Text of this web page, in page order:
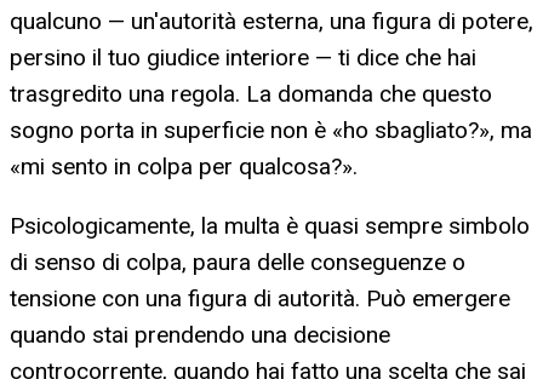
qualcuno — un'autorità esterna, una figura di potere,
persino il tuo giudice interiore — ti dice che hai
trasgredito una regola. La domanda che questo
sogno porta in superficie non è «ho sbagliato?», ma
«mi sento in colpa per qualcosa?».
Psicologicamente, la multa è quasi sempre simbolo
di senso di colpa, paura delle conseguenze o
tensione con una figura di autorità. Può emergere
quando stai prendendo una decisione
controcorrente, quando hai fatto una scelta che sai